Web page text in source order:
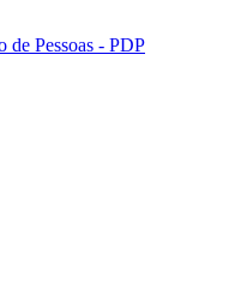
de Pessoas - PDP